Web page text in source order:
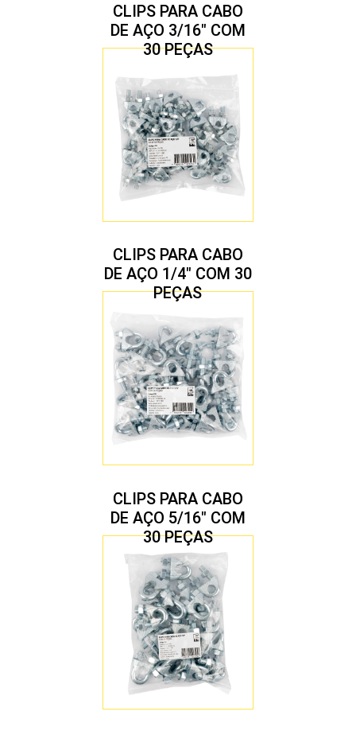
CLIPS PARA CABO
DE AÇO 3/16″ COM
30 PEÇAS
CLIPS PARA CABO
DE AÇO 1/4″ COM 30
PEÇAS
CLIPS PARA CABO
DE AÇO 5/16″ COM
30 PEÇAS